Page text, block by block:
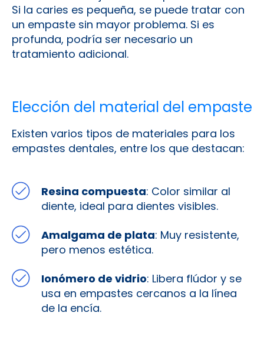
Si la caries es pequeña, se puede tratar con
un empaste sin mayor problema. Si es
profunda, podría ser necesario un
tratamiento adicional.
Elección del material del empaste
Existen varios tipos de materiales para los
empastes dentales, entre los que destacan:
Resina compuesta: Color similar al
diente, ideal para dientes visibles.
Amalgama de plata: Muy resistente,
pero menos estética.
Ionómero de vidrio: Libera flúdor y se
usa en empastes cercanos a la línea
de la encía.